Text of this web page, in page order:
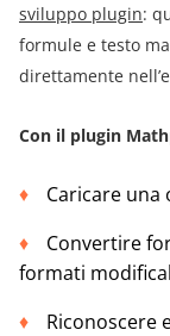
sviluppo plugin:
formule e testo
direttamente
Con il plugin
Caricare
Convertire
formati
Riconoscere